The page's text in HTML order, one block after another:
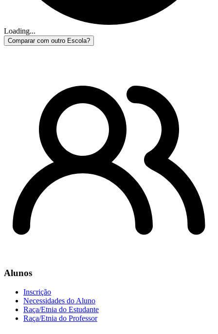
Loading...
Comparar com outro Escola?
Alunos
Inscrição
Necessidades do Aluno
Raça/Etnia do Estudante
Raça/Etnia do Professor